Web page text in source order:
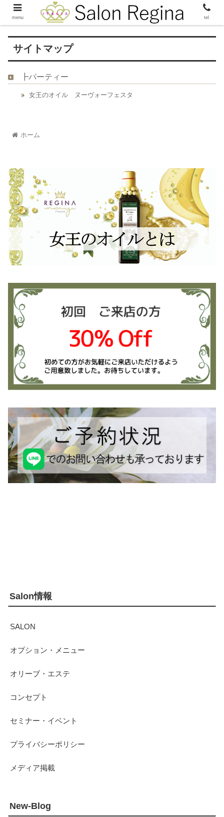
サイトマップ
┣パーティー
女王のオイル ヌーヴォーフェスタ
ホーム
Salon情報
SALON
オプション・メニュー
オリーブ・エステ
コンセプト
セミナー・イベント
プライバシーポリシー
メディア掲載
New-Blog
menu tel